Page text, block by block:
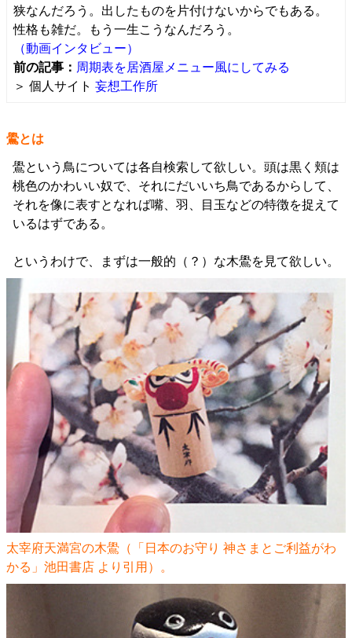
狭なんだろう。出したものを片付けないからでもある。
性格も雑だ。もう一生こうなんだろう。
（動画インタビュー）
前の記事： 周期表を居酒屋メニュー風にしてみる
＞ 個人サイト 妄想工作所
鷽とは
鷽という鳥については各自検索して欲しい。頭は黒く頬は
桃色のかわいい奴で、それにだいいち鳥であるからして、
それを像に表すとなれば嘴、羽、目玉などの特徴を捉えて
いるはずである。
というわけで、まずは一般的（？）な木鷽を見て欲しい。
太宰府天満宮の木鷽（「日本のお守り 神さまとご利益がわ
かる」池田書店 より引用）。